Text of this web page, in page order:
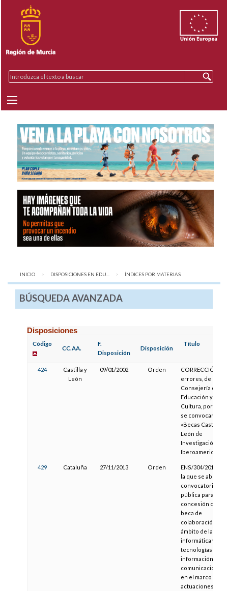
INICIO DISPOSICIONES EN EDU... AQUÍ:
ÍNDICES POR MATERIAS
BÚSQUEDA AVANZADA
Disposiciones
Código
CC.AA.
F.
Disposición
Disposición
Título
424
Castilla y
León
09/01/2002 Orden
CORRECCIÓN de
errores, de la
Consejería de
Educación y
Cultura, por la
se convocan las
«Becas Castilla y
León de
Investigación
Iberoamericana».
429 Cataluña 27/11/2013 Orden
ENS/304/2013, por
la que se abre
convocatoria
pública para la
concesión de una
beca de
colaboración en
ámbito de la
informática y las
tecnologías de la
información y las
comunicaciones
en el marco de las
actuaciones del